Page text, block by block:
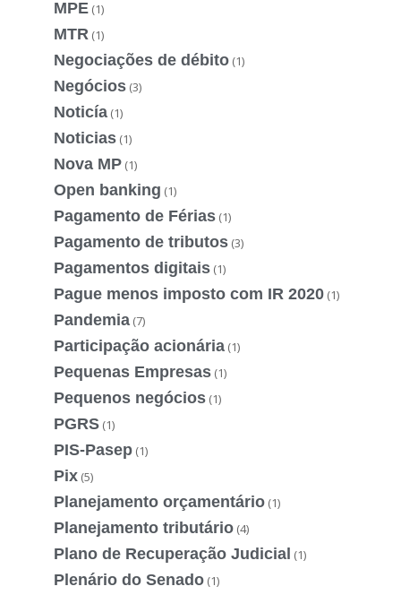
MPE (1)
MTR (1)
Negociações de débito (1)
Negócios (3)
Noticía (1)
Noticias (1)
Nova MP (1)
Open banking (1)
Pagamento de Férias (1)
Pagamento de tributos (3)
Pagamentos digitais (1)
Pague menos imposto com IR 2020 (1)
Pandemia (7)
Participação acionária (1)
Pequenas Empresas (1)
Pequenos negócios (1)
PGRS (1)
PIS-Pasep (1)
Pix (5)
Planejamento orçamentário (1)
Planejamento tributário (4)
Plano de Recuperação Judicial (1)
Plenário do Senado (1)